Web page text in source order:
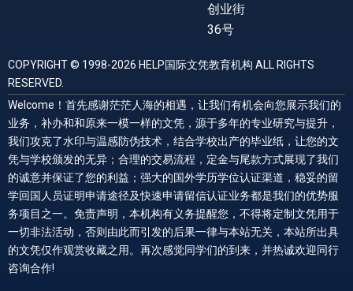
创业街
36号
COPYRIGHT © 1998-2026 HELP国际文凭教育机构 ALL RIGHTS
RESERVED.
Welcome！首先感谢茫茫人海的相遇，让我们有机会向您展示我们的
业务，补办和和原来一模一样的文凭，源于多年的专业研究与提升，
我们攻克了水印与温感防伪技术，结合学校出产的毕业纸，让您的文
凭与学校颁发的无异；合理的交易流程，定金与尾款方式展现了我们
的诚意并保证了您的利益；强大的国外学历学位认证渠道，稳妥的留
学回国人员证明申请途径及快速申请留信认证业务都是我们的优势服
务项目之一。免责声明，本机构有义务提醒您，不得将定制文凭用于
一切非法活动，否则由此而引发的后果一律与本站无关，本站所出具
的文凭仅作观赏收藏之用。再次感觉同学们的到来，并热诚欢迎同行
咨询合作!